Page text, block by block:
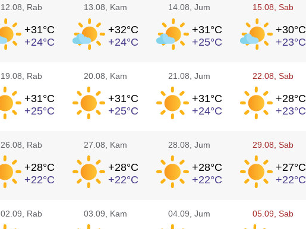
12.08 , Rab
+31°C
+24°C
13.08 , Kam
+32°C
+24°C
14.08 , Jum
+31°C
+25°C
15.08 , Sab
+30°C
+23°C
19.08 , Rab
+31°C
+25°C
20.08 , Kam
+31°C
+25°C
21.08 , Jum
+31°C
+24°C
22.08 , Sab
+28°C
+23°C
26.08 , Rab
+28°C
+22°C
27.08 , Kam
+28°C
+22°C
28.08 , Jum
+28°C
+22°C
29.08 , Sab
+27°C
+22°C
02.09 , Rab 03.09 , Kam 04.09 , Jum 05.09 , Sab